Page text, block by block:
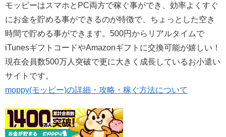
モッピーはスマホとPC両方で稼ぐ事ができ、効率よくすぐ
にお金を貯める事ができるのが特徴で、ちょっとした空き
時間で貯める事ができます。500円からリアルタイムで
iTunesギフトコードやAmazonギフトに交換可能が嬉しい！
現在会員数500万人突破で更に大きく成長しているお小遣い
サイトです。
moppy(モッピー)の詳細・攻略・稼ぐ方法について